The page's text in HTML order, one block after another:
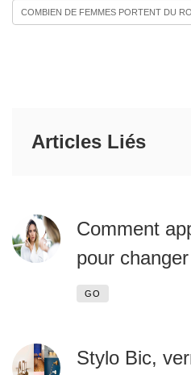
COMBIEN DE FEMMES PORTENT DU
Articles Liés
Comment
pour
GO
Stylo Bic,